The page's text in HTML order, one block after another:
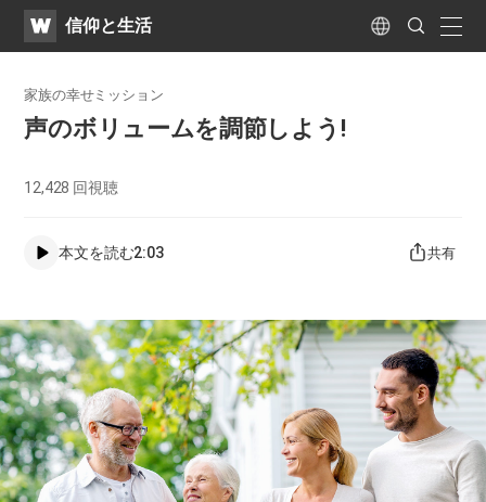
WATV​信仰と生活 Language
Search
Submit
家族の幸せミッション
声のボリュームを調節しよう!
12,428 回視聴
本文を読む2:03 共有